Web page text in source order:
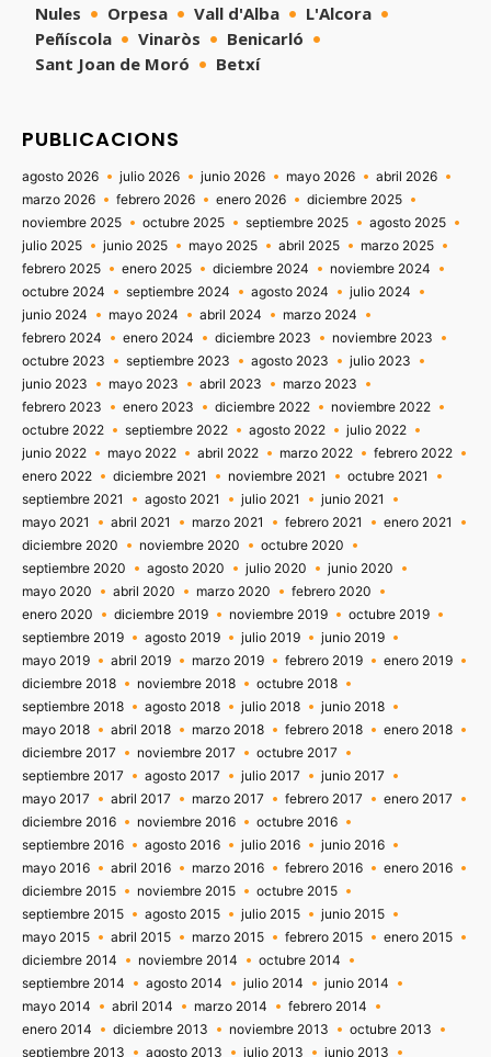
Nules
Orpesa Vall d'Alba
L'Alcora
Peñíscola
Vinaròs
Benicarló
Sant Joan de Moró
Betxí
PUBLICACIONS
agosto 2026 julio 2026 junio 2026 mayo 2026
abril 2026
marzo 2026
febrero 2026 enero 2026
diciembre 2025
noviembre 2025
octubre 2025 septiembre 2025
agosto 2025
julio 2025
junio 2025 mayo 2025 abril 2025
marzo 2025
febrero 2025
enero 2025 diciembre 2024
noviembre 2024
octubre 2024
septiembre 2024 agosto 2024
julio 2024
junio 2024
mayo 2024 abril 2024
marzo 2024
febrero 2024
enero 2024 diciembre 2023
noviembre 2023
octubre 2023
septiembre 2023 agosto 2023
julio 2023
junio 2023
mayo 2023 abril 2023
marzo 2023
febrero 2023
enero 2023 diciembre 2022
noviembre 2022
octubre 2022
septiembre 2022 agosto 2022
julio 2022
junio 2022
mayo 2022 abril 2022 marzo 2022
febrero 2022
enero 2022
diciembre 2021 noviembre 2021
octubre 2021
septiembre 2021
agosto 2021 julio 2021
junio 2021
mayo 2021
abril 2021 marzo 2021 febrero 2021
enero 2021
diciembre 2020
noviembre 2020
octubre 2020
septiembre 2020
agosto 2020 julio 2020
junio 2020
mayo 2020
abril 2020 marzo 2020
febrero 2020
enero 2020
diciembre 2019 noviembre 2019
octubre 2019
septiembre 2019
agosto 2019 julio 2019
junio 2019
mayo 2019
abril 2019 marzo 2019 febrero 2019
enero 2019
diciembre 2018
noviembre 2018
octubre 2018
septiembre 2018
agosto 2018 julio 2018
junio 2018
mayo 2018
abril 2018 marzo 2018 febrero 2018
enero 2018
diciembre 2017
noviembre 2017
octubre 2017
septiembre 2017
agosto 2017 julio 2017
junio 2017
mayo 2017
abril 2017 marzo 2017 febrero 2017
enero 2017
diciembre 2016
noviembre 2016
octubre 2016
septiembre 2016
agosto 2016 julio 2016
junio 2016
mayo 2016
abril 2016 marzo 2016 febrero 2016
enero 2016
diciembre 2015
noviembre 2015
octubre 2015
septiembre 2015
agosto 2015 julio 2015
junio 2015
mayo 2015
abril 2015 marzo 2015 febrero 2015
enero 2015
diciembre 2014
noviembre 2014
octubre 2014
septiembre 2014
agosto 2014 julio 2014
junio 2014
mayo 2014
abril 2014 marzo 2014
febrero 2014
enero 2014
diciembre 2013 noviembre 2013
octubre 2013
septiembre 2013
agosto 2013 julio 2013 junio 2013